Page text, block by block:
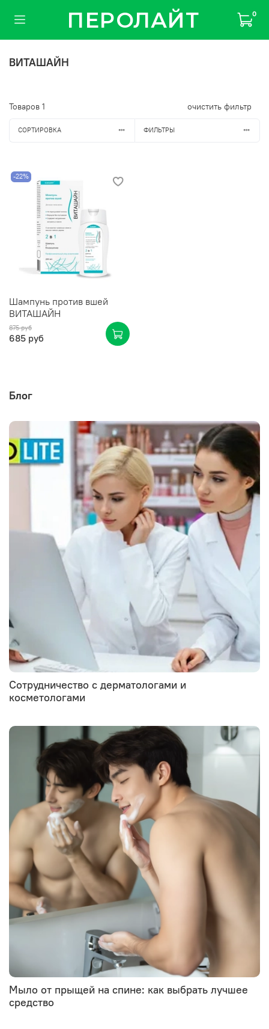
ПЕРОЛАЙТ 0
ВИТАШАЙН
Товаров 1 очистить фильтр
СОРТИРОВКА ФИЛЬТРЫ
-22%
Шампунь против вшей
ВИТАШАЙН
875 руб
685 руб
Блог
Сотрудничество с дерматологами и
косметологами
Мыло от прыщей на спине: как выбрать лучшее
средство